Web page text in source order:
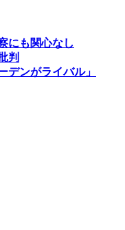
にも関心なし
判
デンがライバル」